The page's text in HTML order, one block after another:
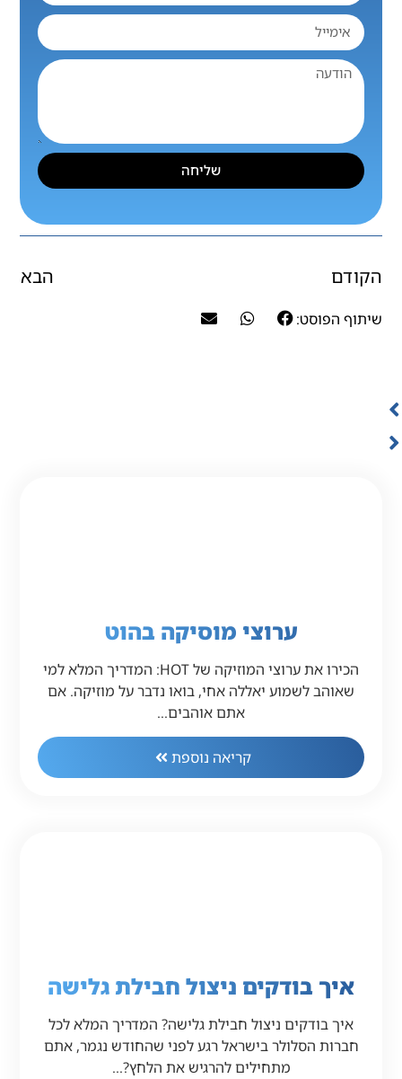
שליחה
הקודם הבא
שיתוף הפוסט:
ערוצי מוסיקה בהוט
הכירו את ערוצי המוזיקה של HOT: המדריך המלא למי
שאוהב לשמוע יאללה אחי, בואו נדבר על מוזיקה. אם
אתם אוהבים…
קריאה נוספת
איך בודקים ניצול חבילת גלישה
איך בודקים ניצול חבילת גלישה? המדריך המלא לכל
חברות הסלולר בישראל רגע לפני שהחודש נגמר, אתם
מתחילים להרגיש את הלחץ?…